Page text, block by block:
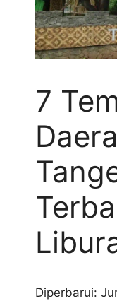
7
Diperbarui: